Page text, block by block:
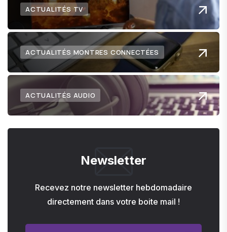
ACTUALITÉS TV
ACTUALITÉS MONTRES CONNECTÉES
ACTUALITÉS AUDIO
Newsletter
Recevez notre newsletter hebdomadaire
directement dans votre boite mail !